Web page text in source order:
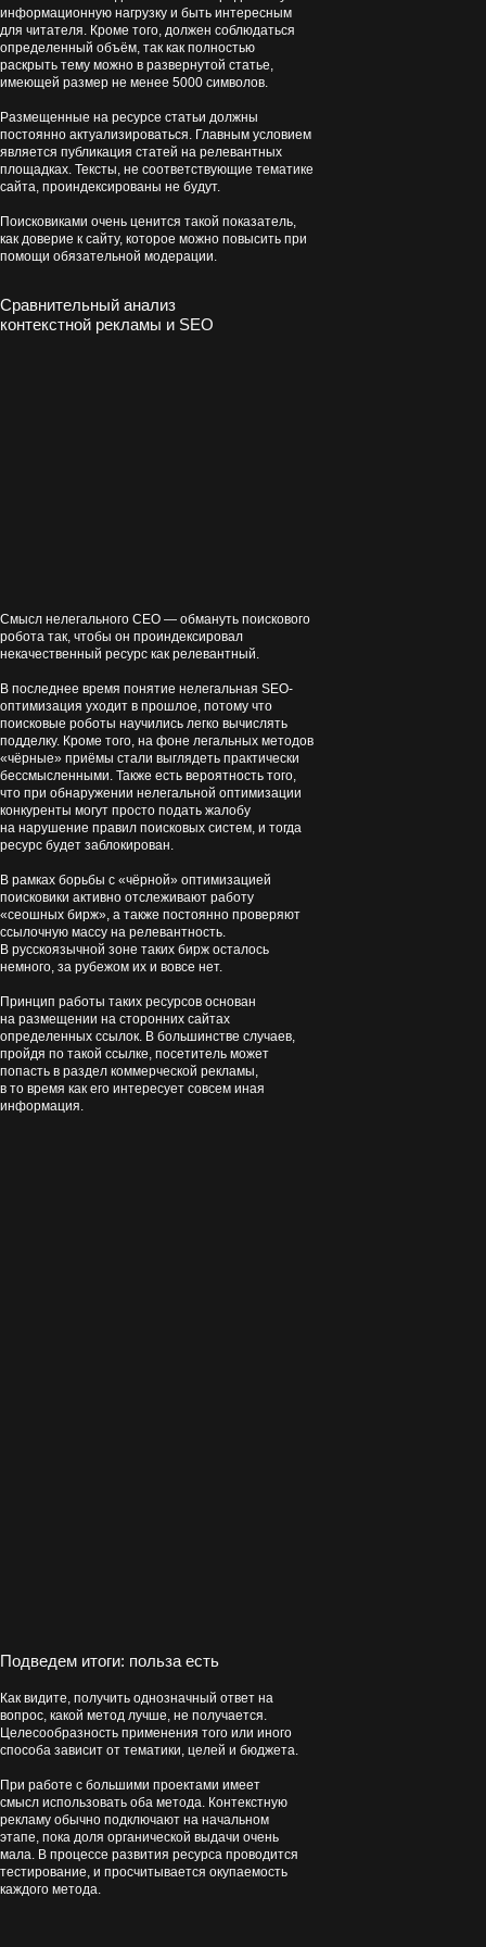
информационную нагрузку и быть интересным
для читателя. Кроме того, должен соблюдаться
определенный объём, так как полностью
раскрыть тему можно в развернутой статье,
имеющей размер не менее 5000 символов.
Размещенные на ресурсе статьи должны
постоянно актуализироваться. Главным условием
является публикация статей на релевантных
площадках. Тексты, не соответствующие тематике
сайта, проиндексированы не будут.
Поисковиками очень ценится такой показатель,
как доверие к сайту, которое можно повысить при
помощи обязательной модерации.
Смысл нелегального СЕО — обмануть поискового
робота так, чтобы он проиндексировал
некачественный ресурс как релевантный.
В последнее время понятие нелегальная SEO-
оптимизация уходит в прошлое, потому что
поисковые роботы научились легко вычислять
подделку. Кроме того, на фоне легальных методов
«чёрные» приёмы стали выглядеть практически
бессмысленными. Также есть вероятность того,
что при обнаружении нелегальной оптимизации
конкуренты могут просто подать жалобу
на нарушение правил поисковых систем, и тогда
ресурс будет заблокирован.
В рамках борьбы с «чёрной» оптимизацией
поисковики активно отслеживают работу
«сеошных бирж», а также постоянно проверяют
ссылочную массу на релевантность.
В русскоязычной зоне таких бирж осталось
немного, за рубежом их и вовсе нет.
Принцип работы таких ресурсов основан
на размещении на сторонних сайтах
определенных ссылок. В большинстве случаев,
пройдя по такой ссылке, посетитель может
попасть в раздел коммерческой рекламы,
в то время как его интересует совсем иная
информация.
Сравнительный анализ
контекстной рекламы и SEO
Как видите, получить однозначный ответ на
вопрос, какой метод лучше, не получается.
Целесообразность применения того или иного
способа зависит от тематики, целей и бюджета.
При работе с большими проектами имеет
смысл использовать оба метода. Контекстную
рекламу обычно подключают на начальном
этапе, пока доля органической выдачи очень
мала. В процессе развития ресурса проводится
тестирование, и просчитывается окупаемость
каждого метода.
Подведем итоги: польза есть